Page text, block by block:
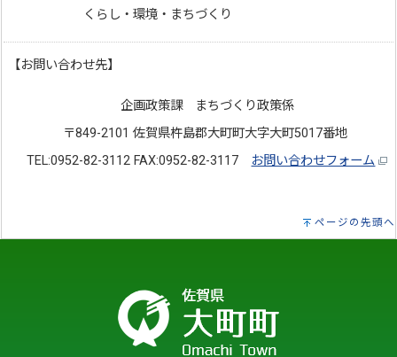
くらし・環境・まちづくり
【お問い合わせ先】
企画政策課 まちづくり政策係
〒849-2101 佐賀県杵島郡大町町大字大町5017番地
TEL:0952-82-3112 FAX:0952-82-3117
お問い合わせフォーム
ページの先頭へ